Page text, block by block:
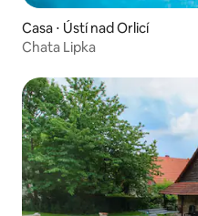
Casa ⋅ Ústí nad Orlicí
Chata Lipka